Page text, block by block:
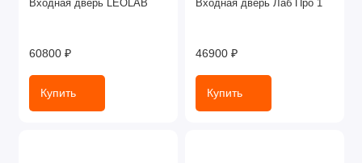
Входная дверь LEOLAB
60800 ₽
Купить
Входная дверь Лаб Про 1
46900 ₽
Купить